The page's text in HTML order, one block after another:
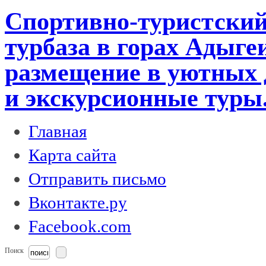
Спортивно-
турбаза в горах
размещение в уютных
и экскурсионные
Главная
Карта сайта
Отправить письмо
Вконтакте.ру
Facebook.com
Поиск